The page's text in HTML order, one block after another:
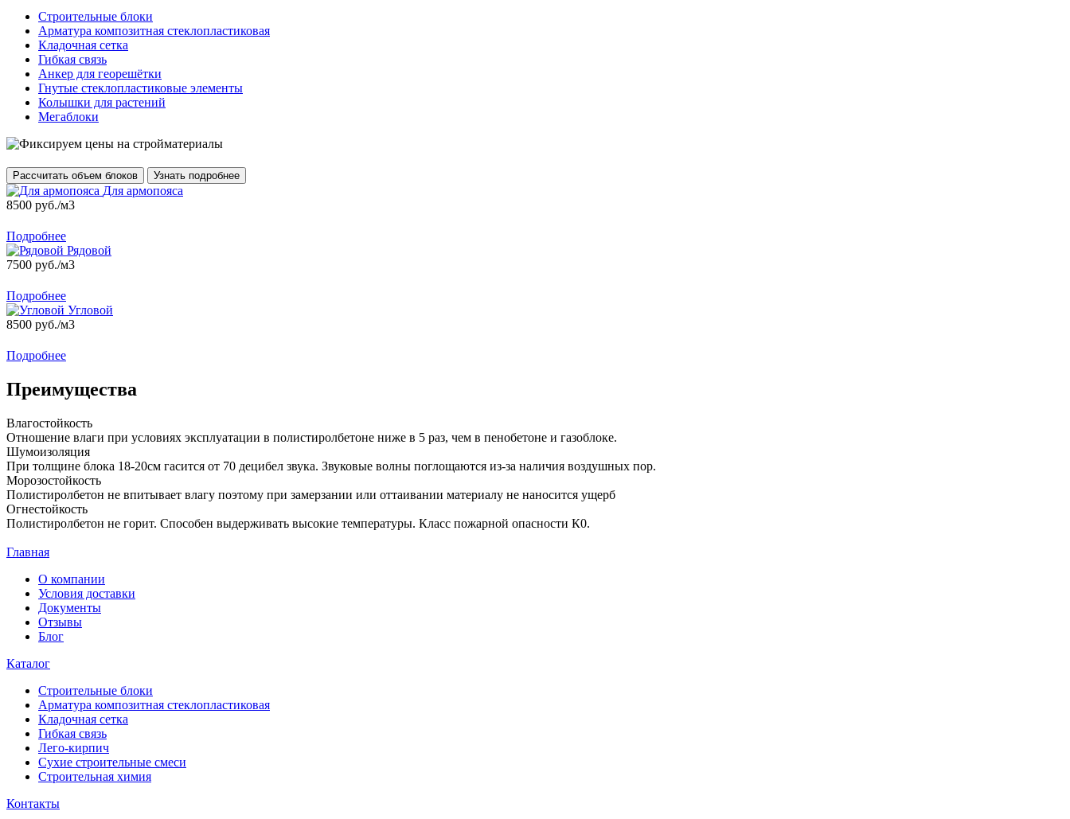
Строительные блоки
Арматура композитная стеклопластиковая
Кладочная сетка
Гибкая связь
Анкер для георешётки
Гнутые стеклопластиковые элементы
Колышки для растений
Мегаблоки
Рассчитать объем блоков Узнать подробнее
Для армопояса
8500 руб./м3
Подробнее
Рядовой
7500 руб./м3
Подробнее
Угловой
8500 руб./м3
Подробнее
Преимущества
Влагостойкость
Отношение влаги при условиях эксплуатации в полистиролбетоне ниже в 5 раз, чем в пенобетоне и газоблоке.
Шумоизоляция
При толщине блока 18-20см гасится от 70 децибел звука. Звуковые волны поглощаются из-за наличия воздушных пор.
Морозостойкость
Полистиролбетон не впитывает влагу поэтому при замерзании или оттаивании материалу не наносится ущерб
Огнестойкость
Полистиролбетон не горит. Способен выдерживать высокие температуры. Класс пожарной опасности К0.
Главная
О компании
Условия доставки
Документы
Отзывы
Блог
Каталог
Строительные блоки
Арматура композитная стеклопластиковая
Кладочная сетка
Гибкая связь
Лего-кирпич
Сухие строительные смеси
Строительная химия
Контакты